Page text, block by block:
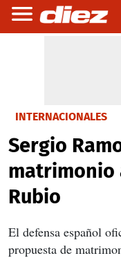
INTERNACIONALES
Sergio
matrimonio
Rubio
El defensa español
propuesta de